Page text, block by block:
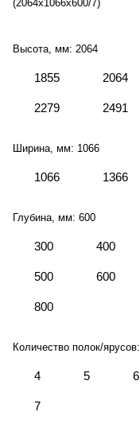
(2064x1066x600/7)
Высота, мм: 2064
1855 2064
2279 2491
Ширина, мм: 1066
1066 1366
Глубина, мм: 600
300 400
500 600
800
Количество полок/ярусов:
4 5 6
7